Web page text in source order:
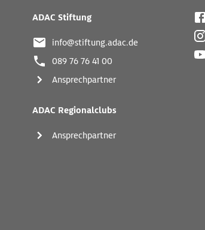
ADAC Stiftung
info@stiftung.adac.de
089 76 76 41 00
Ansprechpartner
ADAC Regionalclubs
Ansprechpartner